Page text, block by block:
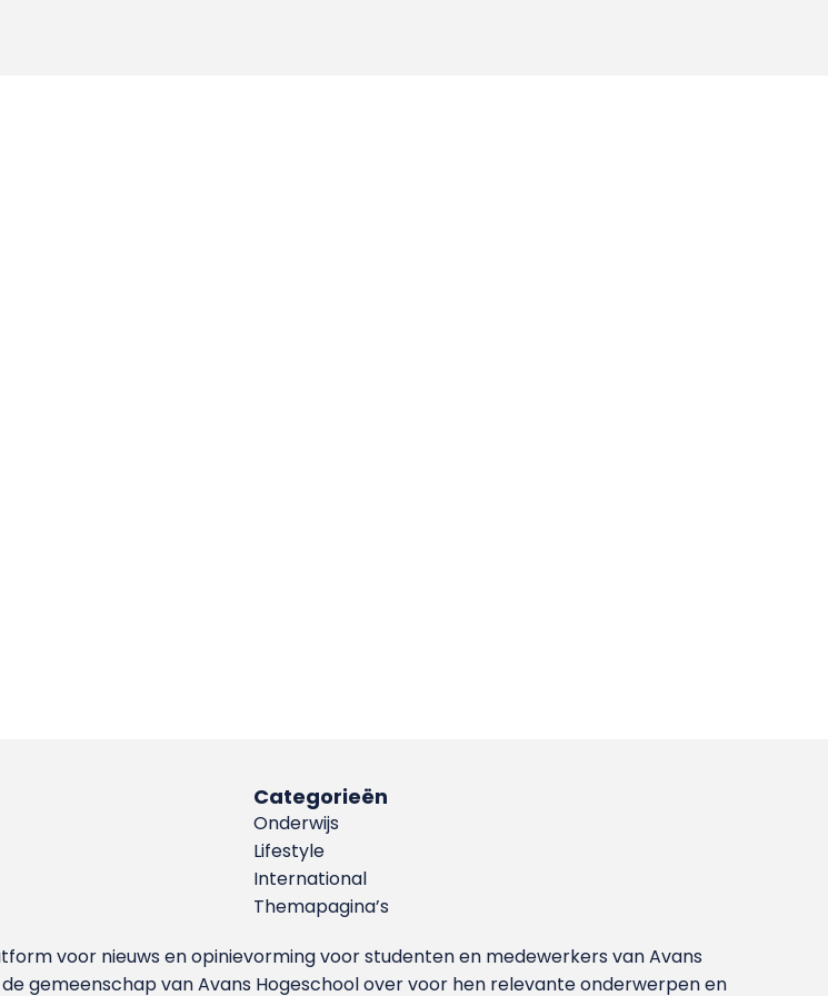
Categorieën
Onderwijs
Lifestyle
International
Themapagina’s
voor nieuws en opinievorming voor studenten en medewerkers van Avans
gemeenschap van Avans Hogeschool over voor hen relevante onderwerpen en